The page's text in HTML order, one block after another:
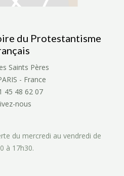
du Protestantisme
Saints Pères
- France
45 48 62 07
nous
du mercredi au vendredi de
à 17h30.